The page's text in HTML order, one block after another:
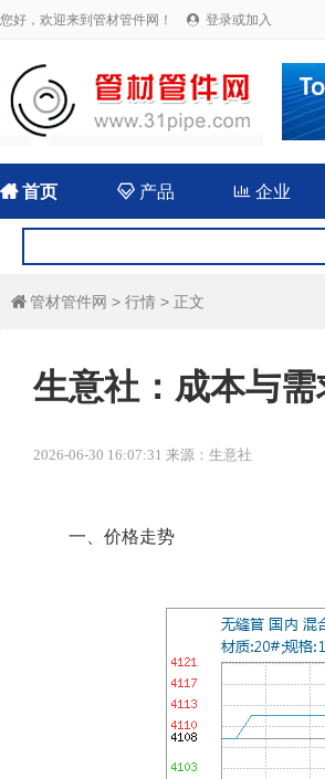
您好，欢迎来到管材管件网！  登录或加入
首页 产品  企业
 管材管件网 > 行情 > 正文
生意社：成本与
2026-06-30 16:07:31 来源：生意社
一、价格走势